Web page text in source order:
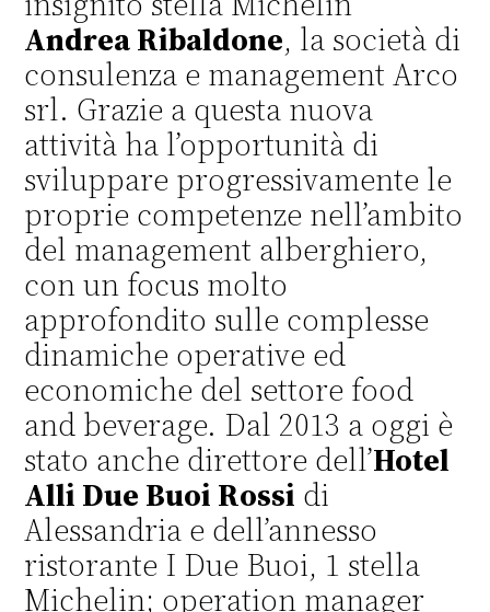
Andrea Ribaldone, la società di
consulenza e management Arco
srl. Grazie a questa nuova
attività ha l’opportunità di
sviluppare progressivamente le
proprie competenze nell’ambito
del management alberghiero,
con un focus molto
approfondito sulle complesse
dinamiche operative ed
economiche del settore food
and beverage. Dal 2013 a oggi è
stato anche direttore dell’Hotel
Alli Due Buoi Rossi di
Alessandria e dell’annesso
ristorante I Due Buoi, 1 stella
Michelin; operation manager